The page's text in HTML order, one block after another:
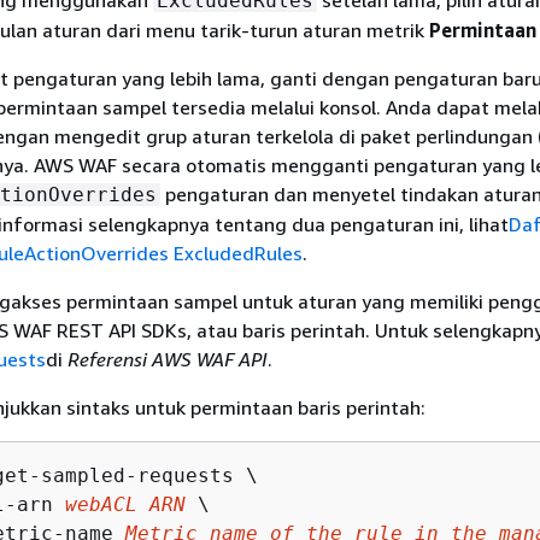
aturan dari menu tarik-turun aturan metrik
pengaturan yang lebih lama, ganti dengan pengaturan
sampel tersedia melalui konsol. Anda dapat
mengedit grup aturan terkelola di paket perlindungan
AWS WAF secara otomatis mengganti pengaturan yang
pengaturan dan menyetel tindakan
selengkapnya tentang dua pengaturan ini, lihat
ExcludedRules.
permintaan sampel untuk aturan yang memiliki
WAF REST API SDKs, atau baris perintah. Untuk
di Referensi AWS WAF API.
sintaks untuk permintaan baris perintah:
sampled-requests \
arn
webACL ARN \
name
Metric name of the rule in the